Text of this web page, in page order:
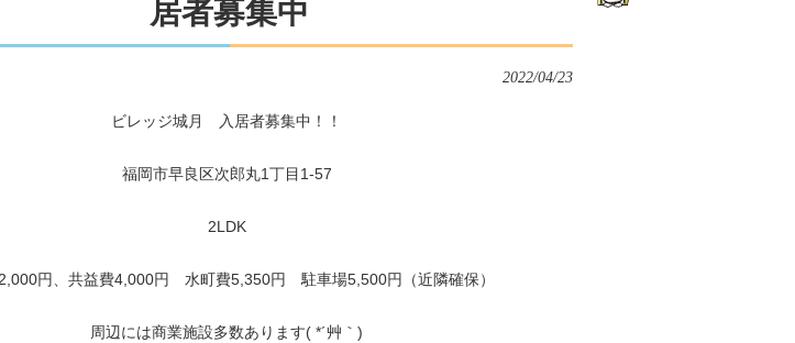
居者募集中
2022/04/23
ビレッジ城月 入居者募集中！！
福岡市早良区次郎丸1丁目1-57
2LDK
円、共益費4,000円 水町費5,350円 駐車場5,500円（近隣確保）
周辺には商業施設多数あります( *´艸｀)